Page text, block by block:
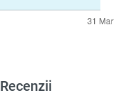
Recenzii